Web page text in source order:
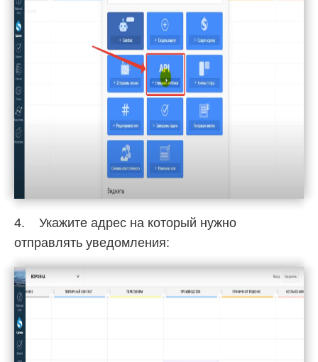
4. Укажите адрес на который нужно
отправлять уведомления: